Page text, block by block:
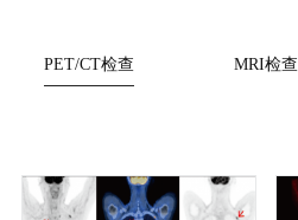
PET/CT检查 MRI检查